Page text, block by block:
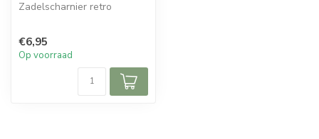
Zadelscharnier retro
€6,95
Op voorraad